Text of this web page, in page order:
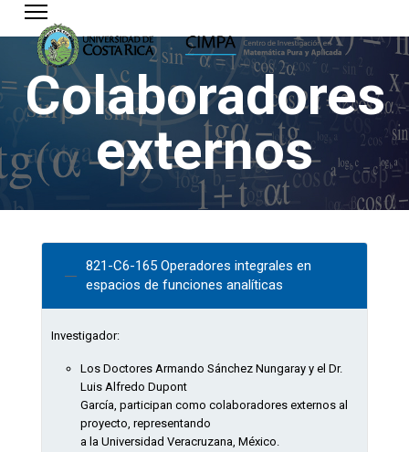
Colaboradores
externos
821-C6-165 Operadores integrales en
espacios de funciones analíticas
Investigador:
Los Doctores Armando Sánchez Nungaray y el Dr.
Luis Alfredo Dupont
García, participan como colaboradores externos al
proyecto, representando
a la Universidad Veracruzana, México.